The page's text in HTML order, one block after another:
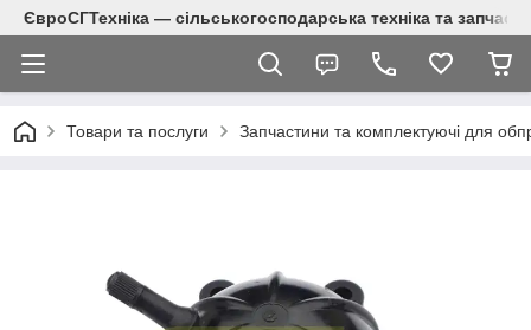
ЄвроСГТехніка — сільськогосподарська техніка та
Товари та послуги Запчастини та комплектуючі для